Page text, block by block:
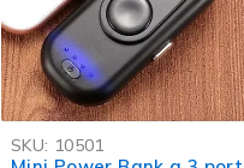
SKU: 10501